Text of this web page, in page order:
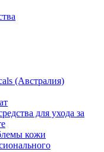
(Австралия)
для ухода за
кожи